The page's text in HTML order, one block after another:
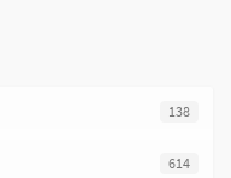
138
614